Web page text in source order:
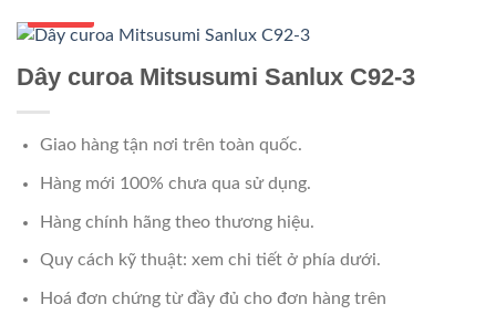
Dây curoa Mitsusumi Sanlux C92-3
Giao hàng tận nơi trên toàn quốc.
Hàng mới 100% chưa qua sử dụng.
Hàng chính hãng theo thương hiệu.
Quy cách kỹ thuật: xem chi tiết ở phía dưới.
Hoá đơn chứng từ đầy đủ cho đơn hàng trên